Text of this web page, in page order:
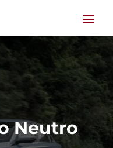
Neutro